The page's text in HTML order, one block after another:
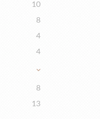
10
8
4
4
8
13